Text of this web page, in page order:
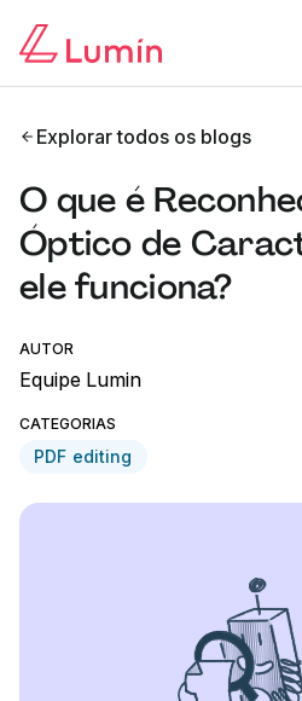
Explorar todos os blogs
O que é
Óptico de
ele funciona?
AUTOR
Equipe Lumin
CATEGORIAS
PDF editing